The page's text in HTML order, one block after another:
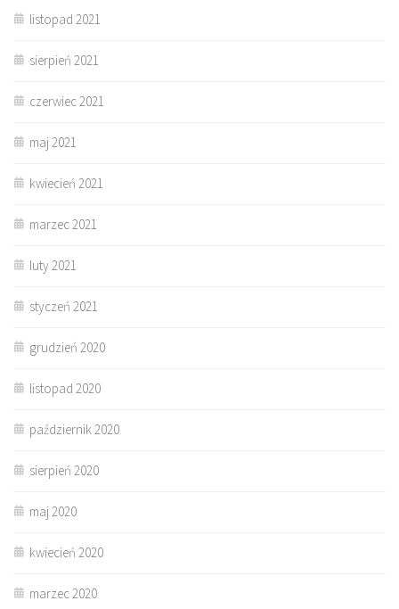
listopad 2021
sierpień 2021
czerwiec 2021
maj 2021
kwiecień 2021
marzec 2021
luty 2021
styczeń 2021
grudzień 2020
listopad 2020
październik 2020
sierpień 2020
maj 2020
kwiecień 2020
marzec 2020